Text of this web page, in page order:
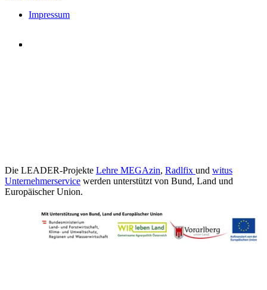
Impressum
Die LEADER-Projekte Lehre MEGAzin, Radlfix und witus
Unternehmerservice werden unterstützt von Bund, Land und
Europäischer Union.